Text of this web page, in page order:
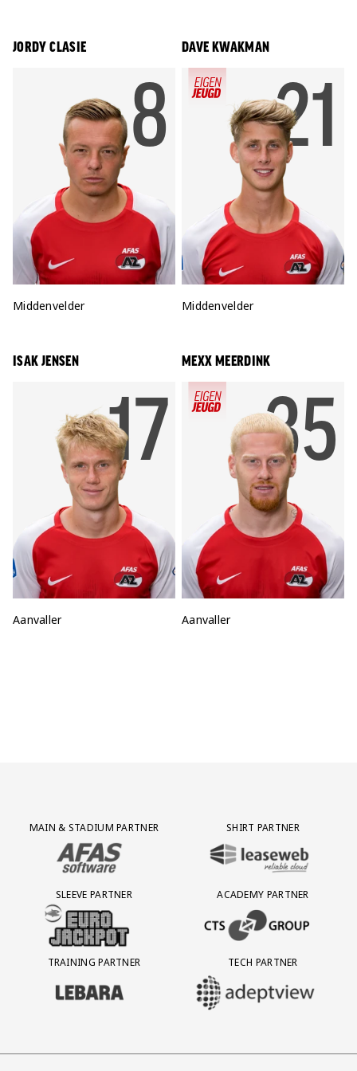
JORDY CLASIE
8
Positie:
Middenvelder
DAVE KWAKMAN
21
Positie:
Middenvelder
ISAK JENSEN
17
Positie:
Aanvaller
MEXX MEERDINK
35
Positie:
Aanvaller
Partner Logos Grid
MAIN & STADIUM PARTNER
BEZOEK ONZE MAIN & STADIUM PARTNER AFAS SOFTWARE
SHIRT PARTNER
BEZOEK ONZE SHIRT PARTNER
SLEEVE PARTNER
BEZOEK ONZE SLEEVE PARTNER EUROJACKPOT
ACADEMY PARTNER
BEZOEK ONZE ACADEMY
TRAINING PARTNER
BEZOEK ONZE TRAINING PARTNER LEBARA
TECH PARTNER
BEZOEK ONZE TECH PARTNER